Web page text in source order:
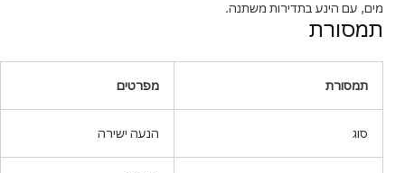
מים, עם הינע בתדירות משתנה.
תמסורת
תמסורת מפרטים
הנעה ישירה